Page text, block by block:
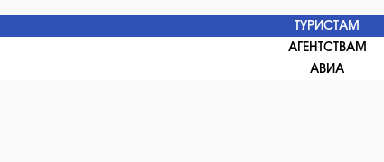
ТУРИСТАМ
АГЕНТСТВАМ
АВИА